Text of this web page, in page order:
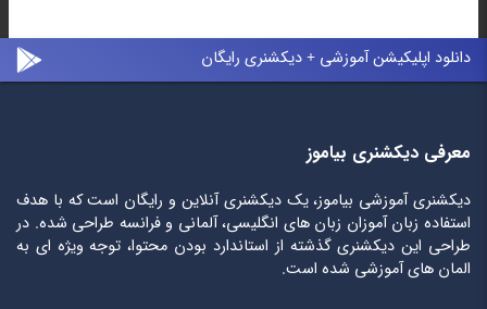
دانلود اپلیکیشن آموزشی + دیکشنری رایگان
معرفی دیکشنری بیاموز
دیکشنری آموزشی بیاموز، یک دیکشنری آنلاین و رایگان است که با هدف
استفاده زبان آموزان زبان های انگلیسی، آلمانی و فرانسه طراحی شده. در
طراحی این دیکشنری گذشته از استاندارد بودن محتوا، توجه ویژه ای به
المان های آموزشی شده است.